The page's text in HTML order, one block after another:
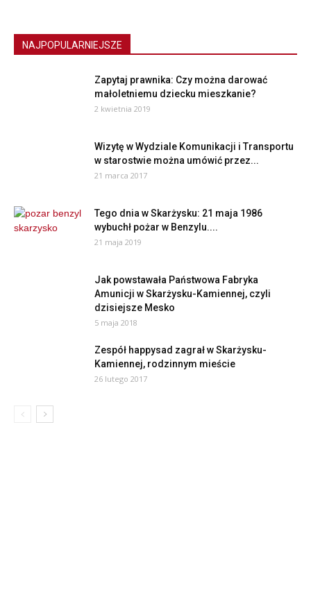
NAJPOPULARNIEJSZE
Zapytaj prawnika: Czy można darować
małoletniemu dziecku mieszkanie?
2 kwietnia 2019
Wizytę w Wydziale Komunikacji i Transportu
w starostwie można umówić przez...
21 marca 2017
Tego dnia w Skarżysku: 21 maja 1986
wybuchł pożar w Benzylu....
21 maja 2019
Jak powstawała Państwowa Fabryka
Amunicji w Skarżysku-Kamiennej, czyli
dzisiejsze Mesko
5 maja 2018
Zespół happysad zagrał w Skarżysku-
Kamiennej, rodzinnym mieście
26 lutego 2017